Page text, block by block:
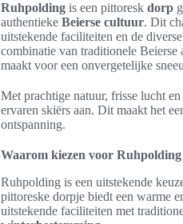
Ruhpolding is een pittoresk dorp
authentieke Beierse cultuur. Dit
uitstekende faciliteiten en de diverse
combinatie van traditionele
maakt voor een onvergetelijke
Met prachtige natuur, frisse lucht
ervaren skiërs aan. Dit maakt het
ontspanning.
Waarom kiezen voor
Ruhpolding is een uitstekende
pittoreske dorpje biedt een warme
uitstekende faciliteiten met